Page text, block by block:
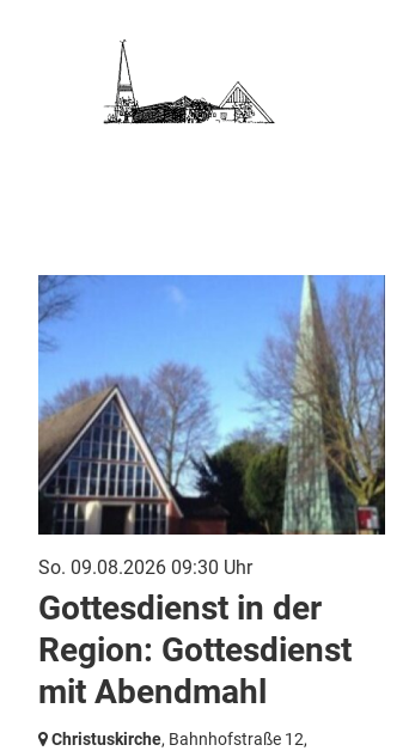
So. 09.08.2026 09:30 Uhr
Gottesdienst in der
Region: Gottesdienst
mit Abendmahl
Christuskirche, Bahnhofstraße 12,